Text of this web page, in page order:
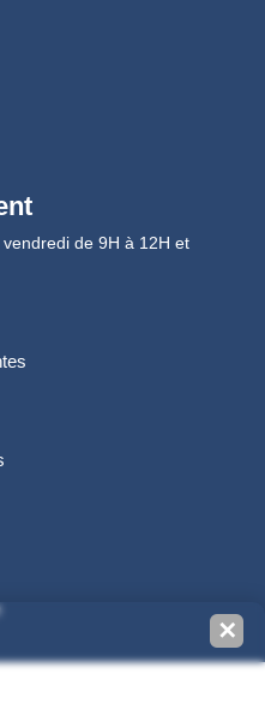
de 9H à 12H et
✕